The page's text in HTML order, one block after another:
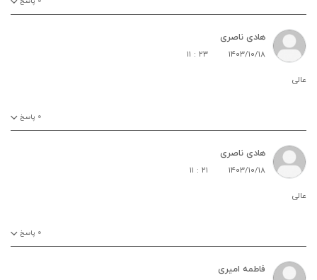
هادی ناصری
۱۴۰۳/۱۰/۱۸ ۱۱ : ۲۳
عالی
۰ پاسخ
هادی ناصری
۱۴۰۳/۱۰/۱۸ ۱۱ : ۲۱
عالی
۰ پاسخ
فاطمه امیری